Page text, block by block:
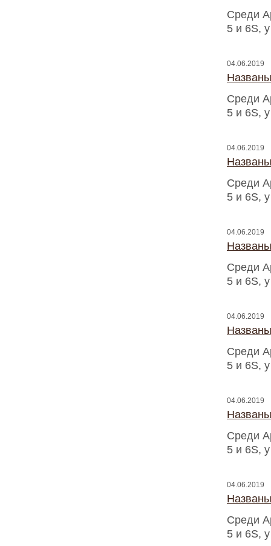
Среди
5 и 6S,
04.06.2019
Среди
5 и 6S,
04.06.2019
Среди
5 и 6S,
04.06.2019
Среди
5 и 6S,
04.06.2019
Среди
5 и 6S,
04.06.2019
Среди
5 и 6S,
04.06.2019
Среди
5 и 6S,